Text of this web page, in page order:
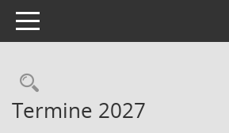
Toggle navigation
Rechercheauswahl
Termine 2027